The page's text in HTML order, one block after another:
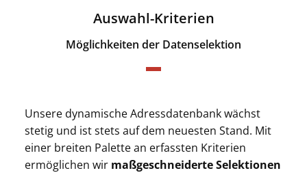
Auswahl-Kriterien
Möglichkeiten der Datenselektion
Unsere dynamische Adressdatenbank wächst
stetig und ist stets auf dem neuesten Stand. Mit
einer breiten Palette an erfassten Kriterien
ermöglichen wir maßgeschneiderte Selektionen